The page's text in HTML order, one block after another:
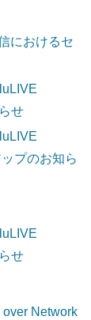
におけるセ
せ
プのお知ら
せ
Network